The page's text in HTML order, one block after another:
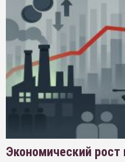
Экономический рост